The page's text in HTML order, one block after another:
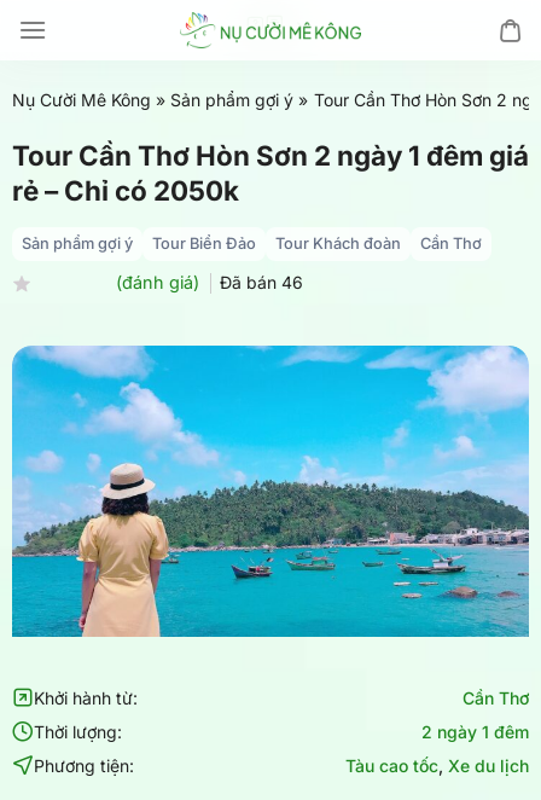
đến
dung
Nụ Cười Mê Kông » Sản phẩm gợi ý » Tour Cần Thơ Hòn Sơn 2
Tour Cần Thơ Hòn Sơn 2 ngày 1 đêm giá
rẻ – Chỉ có 2050k
Sản phẩm gợi ý Tour Biển Đảo Tour Khách đoàn Cần Thơ
hạng
0.0
(đánh giá) Đã bán 46
Khởi hành từ:
Cần Thơ
Thời lượng:
2 ngày 1 đêm
Phương tiện:
Tàu cao tốc, Xe du lịch